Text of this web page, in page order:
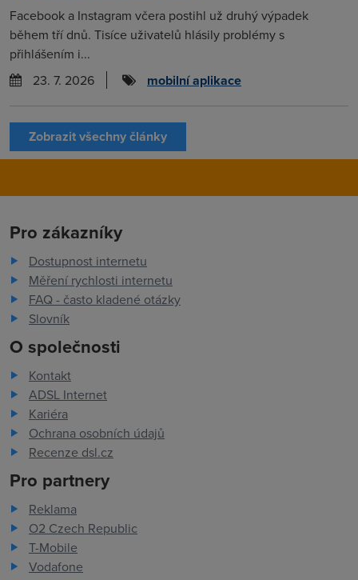
Facebook a Instagram včera postihl už druhý výpadek
během tří dnů. Tisíce uživatelů hlásily problémy s
přihlášením i...
23. 7. 2026
mobilní aplikace
Zobrazit všechny články
Pro zákazníky
Dostupnost internetu
Měření rychlosti internetu
FAQ - často kladené otázky
Slovník
O společnosti
Kontakt
ADSL Internet
Kariéra
Ochrana osobních údajů
Recenze dsl.cz
Pro partnery
Reklama
O2 Czech Republic
T-Mobile
Vodafone